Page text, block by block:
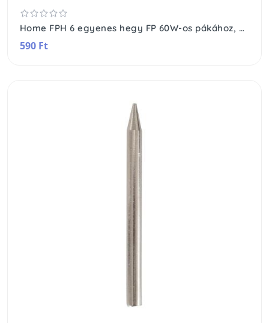
Home FPH 6 egyenes hegy FP 60W-os pákához, átmérő: 6 mm
590 Ft